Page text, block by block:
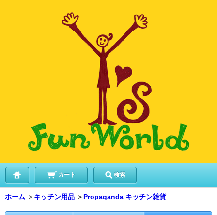
カート 検索
ホーム ＞ キッチン用品 ＞ Propaganda キッチン雑貨